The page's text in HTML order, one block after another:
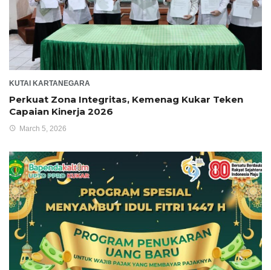
KUTAI KARTANEGARA
Perkuat Zona Integritas, Kemenag Kukar Teken
Capaian Kinerja 2026
March 5, 2026